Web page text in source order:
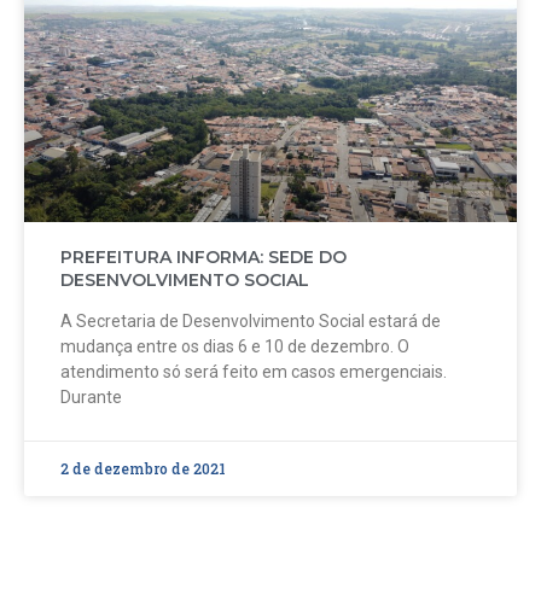
PREFEITURA INFORMA: SEDE DO
DESENVOLVIMENTO SOCIAL
A Secretaria de Desenvolvimento Social estará de
mudança entre os dias 6 e 10 de dezembro. O
atendimento só será feito em casos emergenciais.
Durante
2 de dezembro de 2021